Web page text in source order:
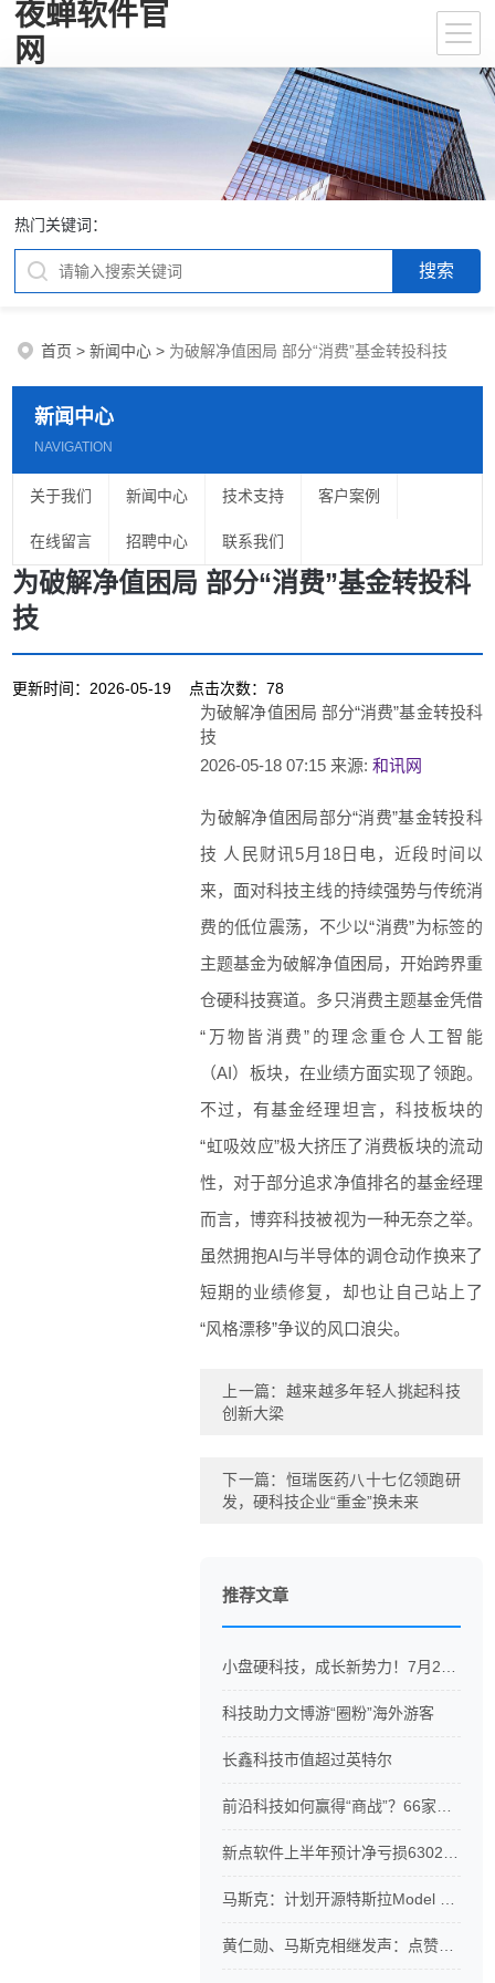
夜蝉软件官
网
热门关键词：
首页 >新闻中心 > 为破解净值困局 部分“消费”基金转投科技
新闻中心
NAVIGATION
关于我们 新闻中心 技术支持 客户案例
在线留言 招聘中心 联系我们
为破解净值困局 部分“消费”基金转投科
技
更新时间：2026-05-19 点击次数：78
为破解净值困局 部分“消费”基金转投科
技
2026-05-18 07:15 来源:和讯网
为破解净值困局部分“消费”基金转投科
技 人民财讯5月18日电，近段时间以
来，面对科技主线的持续强势与传统消
费的低位震荡，不少以“消费”为标签的
主题基金为破解净值困局，开始跨界重
仓硬科技赛道。多只消费主题基金凭借
“万物皆消费”的理念重仓人工智能
（AI）板块，在业绩方面实现了领跑。
不过，有基金经理坦言，科技板块的
“虹吸效应”极大挤压了消费板块的流动
性，对于部分追求净值排名的基金经理
而言，博弈科技被视为一种无奈之举。
虽然拥抱AI与半导体的调仓动作换来了
短期的业绩修复，却也让自己站上了
“风格漂移”争议的风口浪尖。
上一篇： 越来越多年轻人挑起科技
创新大梁
下一篇： 恒瑞医药八十七亿领跑研
发，硬科技企业“重金”换未来
推荐文章
科技助力文博游“圈粉”海外游客
长鑫科技市值超过英特尔